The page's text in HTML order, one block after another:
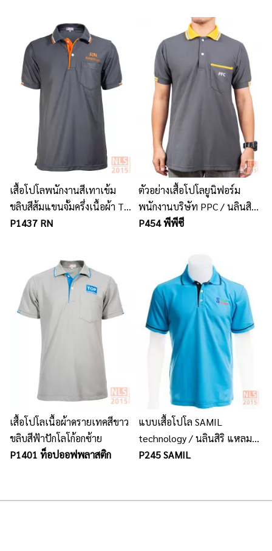
เสื้อโปโลพนักงานสีเทาเข้ม
ขลิบสีส้มแขนจั้มครึ่งเนื้อผ้า TK
micro พร้อมปักโลโก้
P1437 RN
ตัวอย่างเสื้อโปโลยูนิฟอร์ม
พนักงานบริษัท PPC / นลินสิริ
โรงงานผลิตเสื้อโปโลพนักงาน
P454 พีพีซี
เสื้อโปโลเนื้อผ้าดรายเทคสีขาว
ขลิบสีฟ้าปักโลโก้อกซ้าย
P1401 ท็อปออฟพลาสติก
แบบเสื้อโปโล SAMIL
technology / นลินสิริ แหลม
ฉบัง รับตัดชุดฟอร์มพนักงาน
P245 SAMIL